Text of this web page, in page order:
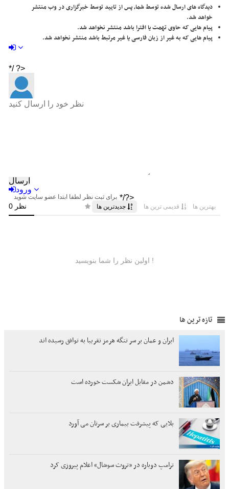
دیدگاه های ارسال شده توسط شما، پس از تایید توسط خبرگزاری در وب منتشر
خواهد شد.
پیام هایی که حاوی تهمت یا افترا باشد منتشر نخواهد شد.
پیام هایی که به غیر از زبان فارسی یا غیر مرتبط باشد منتشر نخواهد شد.
تازه ترین ها
ایران و عمان بر سر تنگه هرمز تقریبا به توافق رسیده اند
دشمن در مقابل ایران شکست خورده است
بلایی که پیشرفت بیماری بر سرتان می آورد
ترامپ دوباره در «تروث سوشال» اعلام پیروزی کرد